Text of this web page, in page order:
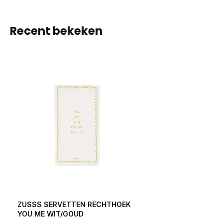
Recent bekeken
ZUSSS SERVETTEN RECHTHOEK
YOU ME WIT/GOUD